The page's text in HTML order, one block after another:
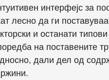
интерфејс за
лесно да ги
и останати
на поставените
дали дел од